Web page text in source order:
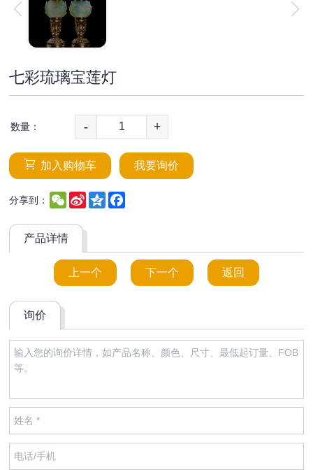
七彩琉璃宝莲灯
数量： - +
加入购物车 我要询价
分享到： WeChat
Sina
Weibo
Qzone
产品详情
上一个 下一个 返回
询价